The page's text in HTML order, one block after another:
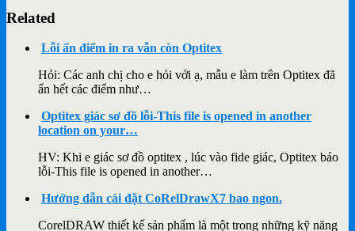
Related
Lỗi ẩn điểm in ra vẫn còn Optitex
Hỏi: Các anh chị cho e hỏi với ạ, mẫu e làm trên Optitex đã
ẩn hết các điểm như…
Optitex giác sơ đồ lỗi-This file is opened in another
location on your…
HV: Khi e giác sơ đồ optitex , lúc vào fide giác, Optitex báo
lỗi-This file is opened in another…
Hướng dẫn cài đặt CoRelDrawX7 bao ngon.
CorelDRAW thiết kế sản phẩm là một trong những kỹ năng